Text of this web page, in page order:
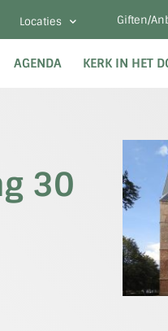
Locaties Giften/
AGENDA KERK IN HET
30